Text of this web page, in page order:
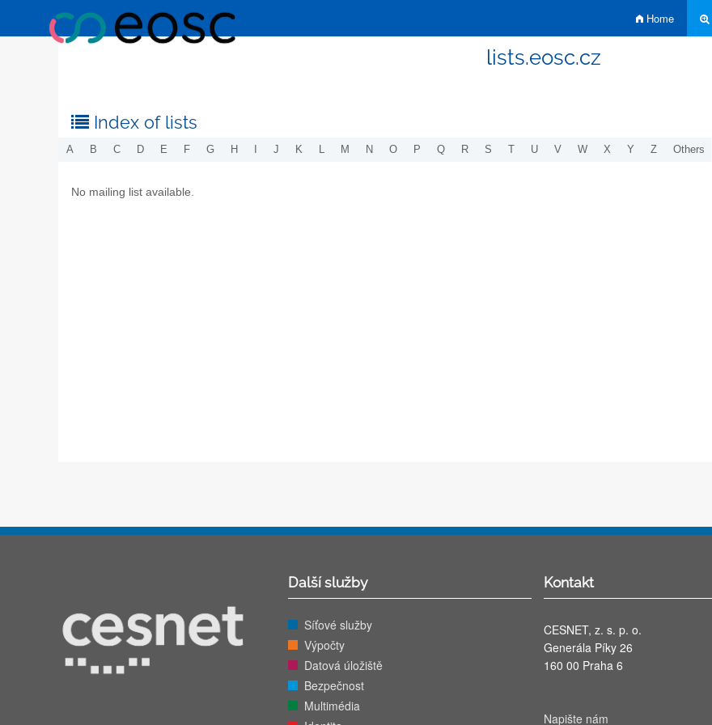
Home
lists.eosc.cz
Index of lists
A B C D E F G H J K L M N O P Q R S T U V W X Y Z Others
No mailing list available.
Další služby
Síťové služby
Výpočty
Datová úložiště
Bezpečnost
Multimédia
Kontakt
CESNET, z. s. p. o.
Generála Píky 26
160 00 Praha 6
Napište nám